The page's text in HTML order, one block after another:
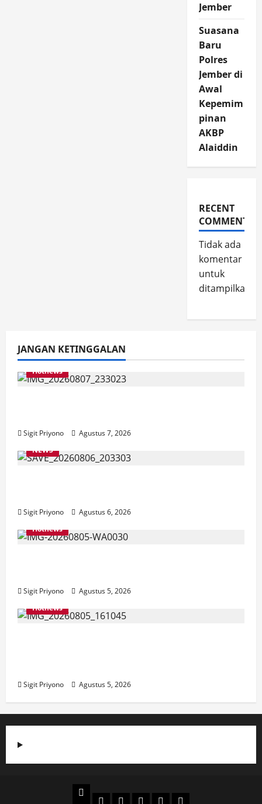
Jember
Suasana
Baru
Polres
Jember di
Awal
Kepemim
pinan
AKBP
Alaiddin
RECENT
COMMENTS
Tidak ada
komentar
untuk
ditampilkan.
JANGAN KETINGGALAN
Hotnews
Sigit Priyono
Agustus 7, 2026
NEWS
Sigit Priyono
Agustus 6, 2026
Hotnews
Sigit Priyono
Agustus 5, 2026
Hotnews
Sigit Priyono Agustus 5, 2026
Beranda
PolitikOtomotifEkonomiSosialtentang